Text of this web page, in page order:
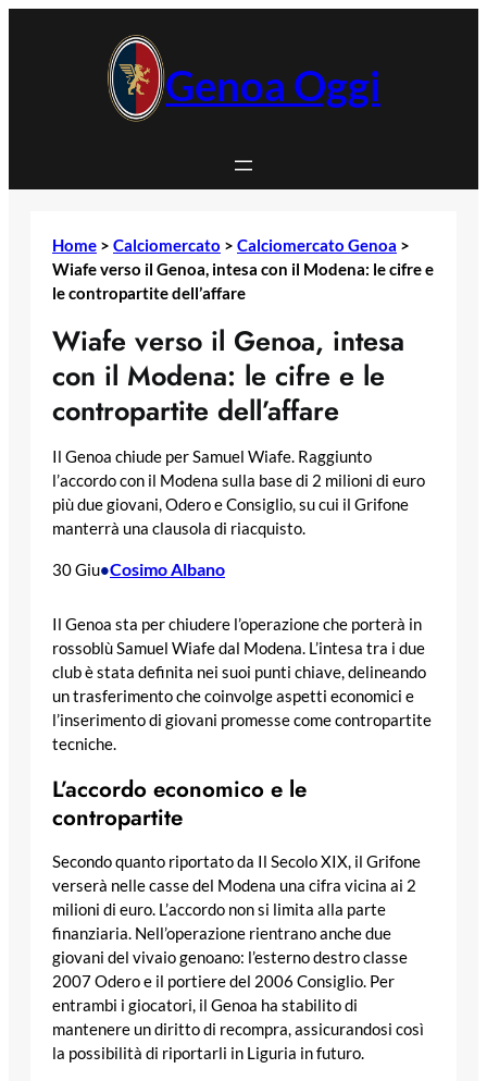
Genoa Oggi
Home > Calciomercato > Calciomercato Genoa >
Wiafe verso il Genoa, intesa con il Modena: le cifre e
le contropartite dell’affare
Wiafe verso il Genoa, intesa
con il Modena: le cifre e le
contropartite dell’affare
Il Genoa chiude per Samuel Wiafe. Raggiunto
l’accordo con il Modena sulla base di 2 milioni di euro
più due giovani, Odero e Consiglio, su cui il Grifone
manterrà una clausola di riacquisto.
30 Giu•Cosimo Albano
Il Genoa sta per chiudere l’operazione che porterà in
rossoblù Samuel Wiafe dal Modena. L’intesa tra i due
club è stata definita nei suoi punti chiave, delineando
un trasferimento che coinvolge aspetti economici e
l’inserimento di giovani promesse come contropartite
tecniche.
L’accordo economico e le
contropartite
Secondo quanto riportato da Il Secolo XIX, il Grifone
verserà nelle casse del Modena una cifra vicina ai 2
milioni di euro. L’accordo non si limita alla parte
finanziaria. Nell’operazione rientrano anche due
giovani del vivaio genoano: l’esterno destro classe
2007 Odero e il portiere del 2006 Consiglio. Per
entrambi i giocatori, il Genoa ha stabilito di
mantenere un diritto di recompra, assicurandosi così
la possibilità di riportarli in Liguria in futuro.